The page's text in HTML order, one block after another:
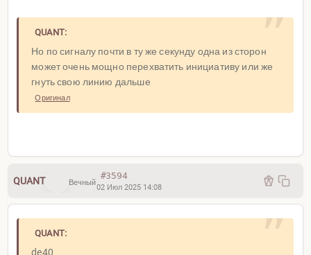
QUANT:
Но по сигналу почти в ту же секунду одна из сторон
может очень мощно перехватить инициативу или же
гнуть свою линию дальше
Оригинал
QUANT Вечный
#3594
02 Июл 2025 14:08
QUANT:
de40